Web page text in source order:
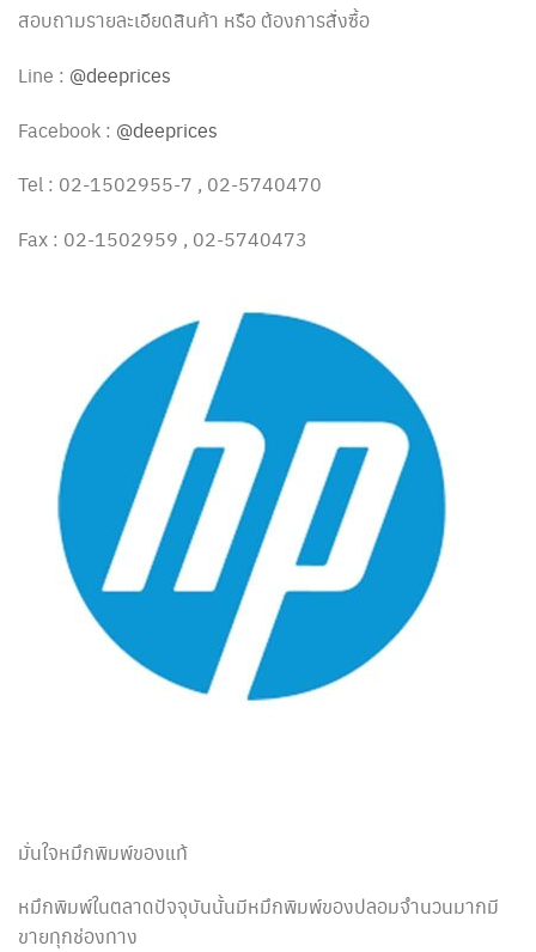
สอบถามรายละเอียดสินค้า หรือ ต้องการสั่งซื้อ
Line : @deeprices
Facebook : @deeprices
Tel : 02-1502955-7 , 02-5740470
Fax : 02-1502959 , 02-5740473
มั่นใจหมึกพิมพ์ของแท้
หมึกพิมพ์ในตลาดปัจจุบันนั้นมีหมึกพิมพ์ของปลอมจำนวนมากมี
ขายทุกช่องทาง